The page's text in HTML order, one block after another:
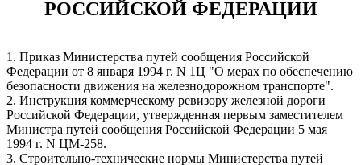
РОССИЙСКОЙ ФЕДЕРАЦИИ
1. Приказ Министерства путей сообщения Российской
Федерации от 8 января 1994 г. N 1Ц "О мерах по обеспечению
безопасности движения на железнодорожном транспорте".
2. Инструкция коммерческому ревизору железной дороги
Российской Федерации, утвержденная первым заместителем
Министра путей сообщения Российской Федерации 5 мая
1994 г. N ЦМ-258.
3. Строительно-технические нормы Министерства путей